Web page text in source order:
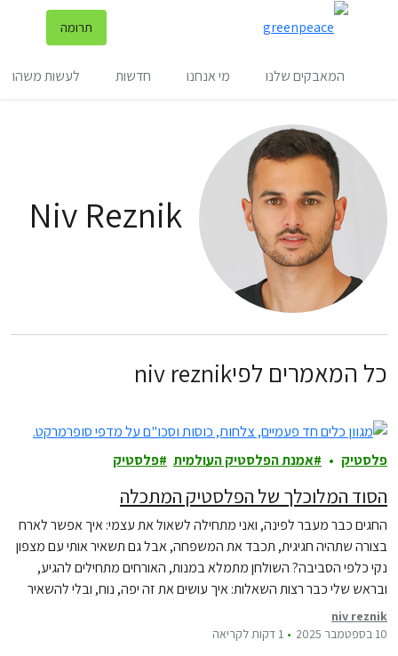
תרומה
המאבקים שלנו מי אנחנו חדשות לעשות משהו
Niv Reznik
כל המאמרים לפיniv reznik
פלסטיק אמנת הפלסטיק העולמית פלסטיק
הסוד המלוכלך של הפלסטיק המתכלה
החגים כבר מעבר לפינה, ואני מתחילה לשאול את עצמי: איך אפשר לארח
בצורה שתהיה חגיגית, תכבד את המשפחה, אבל גם תשאיר אותי עם מצפון
נקי כלפי הסביבה? השולחן מתמלא במנות, האורחים מתחילים להגיע,
ובראש שלי כבר רצות השאלות: איך עושים את זה יפה, נוח, ובלי להשאיר
אחרינו הר של פסולת?
niv reznik
10 בספטמבר 2025
1 דקות לקריאה